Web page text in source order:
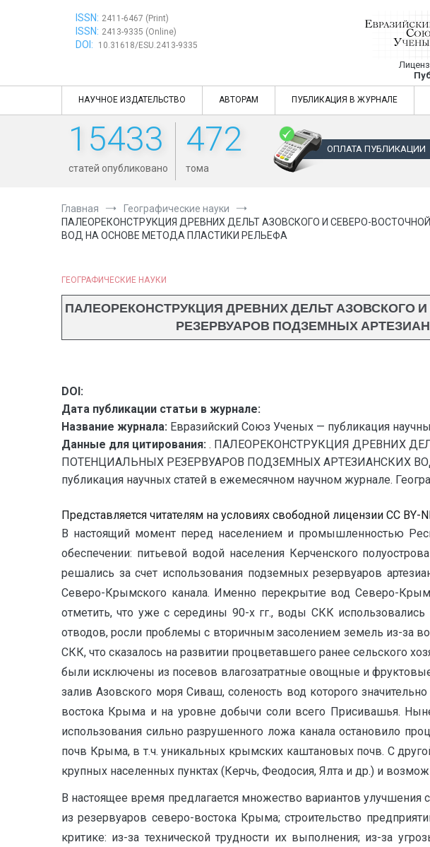
ISSN: 2411-6467 (Print)
ISSN: 2413-9335 (Online)
DOI: 10.31618/ESU.2413-9335
Евразийский Союз
НАУЧНОЕ ИЗДАТЕЛЬСТВО АВТОРАМ ПУБЛИКАЦИЯ В ЖУРНАЛЕ
15433
статей опубликовано
472
тома
ОПЛАТА ПУБЛИКАЦИИ
Главная
Географические науки
ПАЛЕОРЕКОНСТРУКЦИЯ ДРЕВНИХ ДЕЛЬТ АЗОВСКОГО И СЕВЕРО-
ВОД НА ОСНОВЕ МЕТОДА ПЛАСТИКИ РЕЛЬЕФА
ГЕОГРАФИЧЕСКИЕ НАУКИ
ПАЛЕОРЕКОНСТРУКЦИЯ ДРЕВНИХ ДЕЛЬТ
РЕЗЕРВУАРОВ ПОДЗЕМНЫХ
DOI:
Дата публикации статьи в журнале:
Название журнала: Евразийский Союз Ученых — публикация
Данные для цитирования: . ПАЛЕОРЕКОНСТРУКЦИЯ ДРЕВНИХ
ПОТЕНЦИАЛЬНЫХ РЕЗЕРВУАРОВ ПОДЗЕМНЫХ АРТЕЗИАНСКИХ
публикация научных статей в ежемесячном научном журнале.
Представляется читателям на условиях свободной лицензии CC BY-
В настоящий момент перед населением и промышленностью
обеспечении: питьевой водой населения Керченского
решались за счет использования подземных резервуаров
Северо-Крымского канала. Именно перекрытие вод Северо-
отметить, что уже с середины 90-х гг., воды СКК
отводов, росли проблемы с вторичным засолением земель из-за
СКК, что сказалось на развитии процветавшего ранее сельского
были исключены из посевов влагозатратные овощные и
залив Азовского моря Сиваш, соленость вод которого
востока Крыма и на уровне добычи соли всего Присивашья.
использования сильно разрушенного ложа канала остановило
почв Крыма, в т.ч. уникальных крымских каштановых почв. С
крупных населенных пунктах (Керчь, Феодосия, Ялта и др.) и
В настоящее время предлагается множество вариантов
из резервуаров северо-востока Крыма; строительство
критике: из-за технической трудности их выполнения; из-за